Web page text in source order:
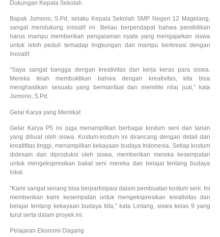
Dukungan Kepala Sekolah
Bapak Jumono, S.Pd, selaku Kepala Sekolah SMP Negeri 12 Magelang,
sangat mendukung inisiatif ini. Beliau berpendapat bahwa pendidikan
harus mampu memberikan pengalaman nyata yang mengajarkan siswa
untuk lebih peduli terhadap lingkungan dan mampu berkreasi dengan
inovatif.
“Saya sangat bangga dengan kreativitas dan kerja keras para siswa.
Mereka telah membuktikan bahwa dengan kreativitas, kita bisa
menghasilkan sesuatu yang bermanfaat dan memiliki nilai jual,” kata
Jumono, S.Pd.
Gelar Karya yang Memikat
Gelar Karya P5 ini juga menampilkan berbagai kostum seni dan tarian
yang dibuat oleh siswa. Kostum-kostum ini dirancang dengan detail dan
kreatifitas tinggi, menampilkan kekayaan budaya Indonesia. Setiap kostum
didesain dan diproduksi oleh siswa, memberikan mereka kesempatan
untuk mengekspresikan bakat seni mereka dan belajar tentang budaya
lokal.
“Kami sangat senang bisa berpartisipasi dalam pembuatan kostum seni. Ini
memberikan kami kesempatan untuk mengekspresikan kreativitas dan
belajar tentang kekayaan budaya kita,” kata Lintang, siswa kelas 9 yang
turut serta dalam proyek ini.
Pelajaran Ekonomi Dagang